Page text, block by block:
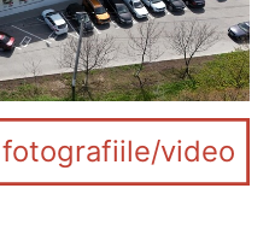
video